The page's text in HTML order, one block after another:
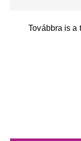
Továbbra is a